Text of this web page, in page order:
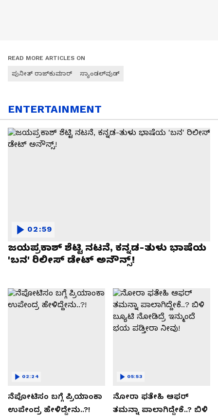
READ MORE ARTICLES ON
ಪುನೀತ್ ರಾಜ್‌ಕುಮಾರ್ ಸ್ಯಾಂಡಲ್‌ವುಡ್
ENTERTAINMENT
ಜಯಪ್ರಕಾಶ್ ಶೆಟ್ಟಿ ನಟನೆ, ಕನ್ನಡ-ತುಳು ಭಾಷೆಯ
'ಬನ' ರಿಲೀಸ್ ಡೇಟ್ ಅನೌನ್ಸ್!
02:59
ನೆಪೋಟಿಸಂ ಬಗ್ಗೆ ಪ್ರಿಯಾಂಕಾ
ಉಪೇಂದ್ರ ಹೇಳಿದ್ದೇನು..?!
02:24
ನೋರಾ ಫತೇಹಿ ಆಫರ್​
ತಮನ್ನಾ ಪಾಲಾಗಿದ್ದೇಕೆ..? ಬಿಳಿ
05:53